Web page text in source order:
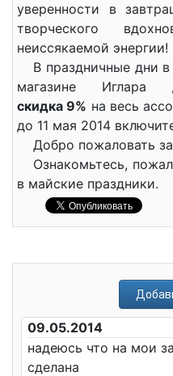
уверенности в
творческого
неиссякаемой энергии!
В праздничные дни
магазине Иглара
скидка 9% на весь
до 11 мая 2014
Добро пожаловать
Ознакомьтесь,
в майские праздники.
09.05.2014
надеюсь что на мои
сделана